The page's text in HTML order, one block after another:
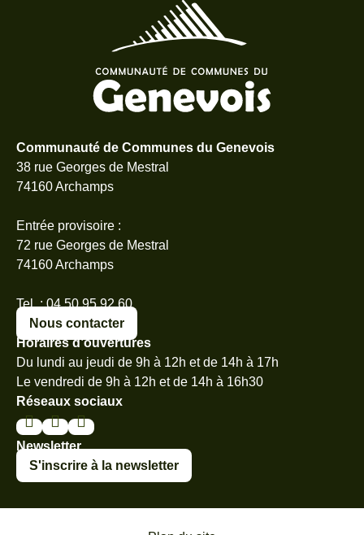
Communauté de Communes du Genevois
38 rue Georges de Mestral
74160 Archamps
Entrée provisoire :
72 rue Georges de Mestral
74160 Archamps
Tel. : 04 50 95 92 60
Nous contacter
Horaires d’ouvertures
Du lundi au jeudi de 9h à 12h et de 14h à 17h
Le vendredi de 9h à 12h et de 14h à 16h30
Réseaux sociaux
Newsletter
S'inscrire à la newsletter